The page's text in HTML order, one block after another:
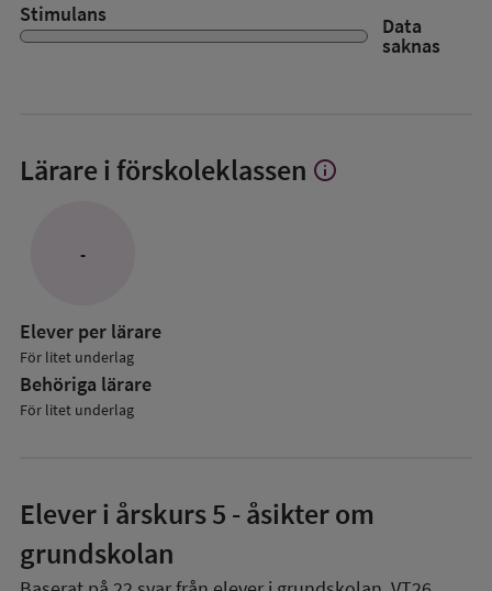
Stimulans
Data
saknas
Lärare i förskoleklassen Visa
info
-
Elever per lärare
För litet underlag
Behöriga lärare
För litet underlag
Elever i årskurs 5 - åsikter om
grundskolan